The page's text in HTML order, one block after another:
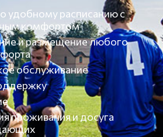
удобному расписанию с
комфортом
и размещение любого
обслуживание
проживания и досуга